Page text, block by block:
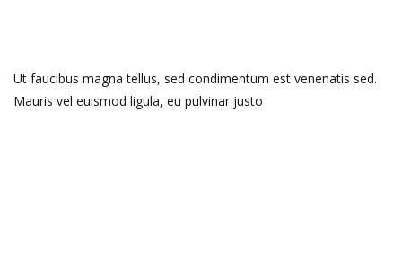
Ut faucibus magna tellus, sed condimentum est venenatis sed.
Mauris vel euismod ligula, eu pulvinar justo